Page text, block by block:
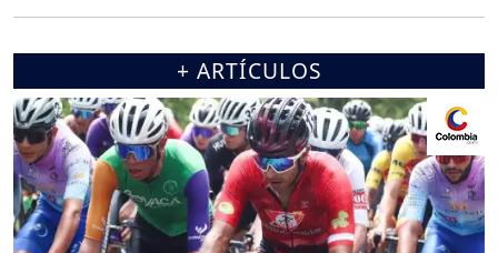
+ ARTÍCULOS